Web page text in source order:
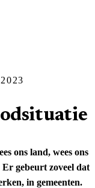
ons land, wees ons
Er gebeurt zoveel dat
in gemeenten.